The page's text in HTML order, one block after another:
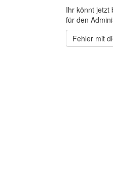
Ihr könnt jetzt
für den
Fehler mit